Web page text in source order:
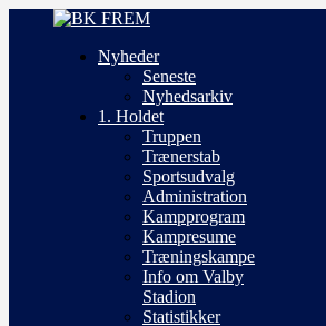
Nyheder
Seneste
Nyhedsarkiv
1. Holdet
Truppen
Trænerstab
Sportsudvalg
Administration
Kampprogram
Kampresume
Træningskampe
Info om Valby
Stadion
Statistikker